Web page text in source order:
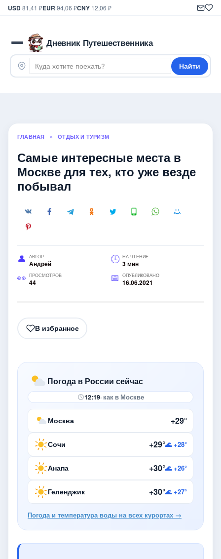
USD81,41 ₽EUR 94,06 ₽CNY 12,06 ₽
Дневник Путешественника
Найти
ГЛАВНАЯ » ОТДЫХ И ТУРИЗМ
Самые интересные места в
Москве для тех, кто уже везде
побывал
АВТОР
Андрей
НА ЧТЕНИЕ
3 мин
ПРОСМОТРОВ
44
ОПУБЛИКОВАНО
16.06.2021
В избранное
Погода в России сейчас
12:19· как в Москве
Москва +29°
Сочи +29°🌊 +28°
Анапа +30°🌊 +26°
Геленджик +30°🌊 +27°
Погода и температура воды на всех курортах →